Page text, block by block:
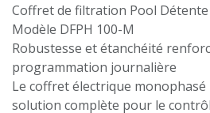
Coffret de filtration Pool
Modèle DFPH 100-M
Robustesse et étanchéité
programmation journalière
Le coffret électrique
solution complète pour le